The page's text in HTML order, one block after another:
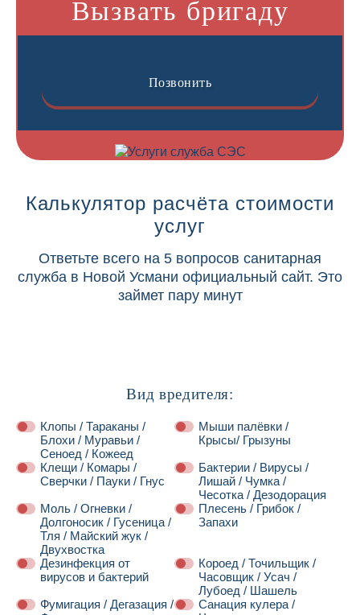
Вызвать бригаду
Позвонить
Калькулятор расчёта стоимости
услуг
Ответьте всего на 5 вопросов санитарная
служба в Новой Усмани официальный сайт. Это
займет пару минут
Вид вредителя:
Клопы / Тараканы /
Блохи / Муравьи /
Сеноед / Кожеед
Мыши палёвки /
Крысы/ Грызуны
Клещи / Комары /
Сверчки / Пауки / Гнус
Бактерии / Вирусы /
Лишай / Чумка /
Чесотка / Дезодорация
Моль / Огневки /
Долгоносик / Гусеница /
Тля / Майский жук /
Двухвостка
Плесень / Грибок /
Запахи
Дезинфекция от
вирусов и бактерий
Короед / Точильщик /
Часовщик / Усач /
Лубоед / Шашель
Фумигация / Дегазация /
Санация кулера /